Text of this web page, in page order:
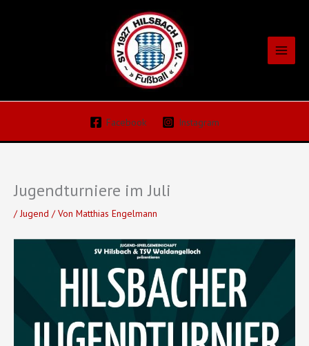
Facebook Instagram
Jugendturniere im Juli
/Jugend / Von Matthias Engelmann